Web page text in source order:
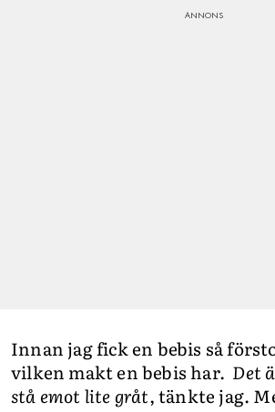
Innan jag fick en bebis så
vilken makt en bebis har. Det
stå emot lite gråt, tänkte jag.